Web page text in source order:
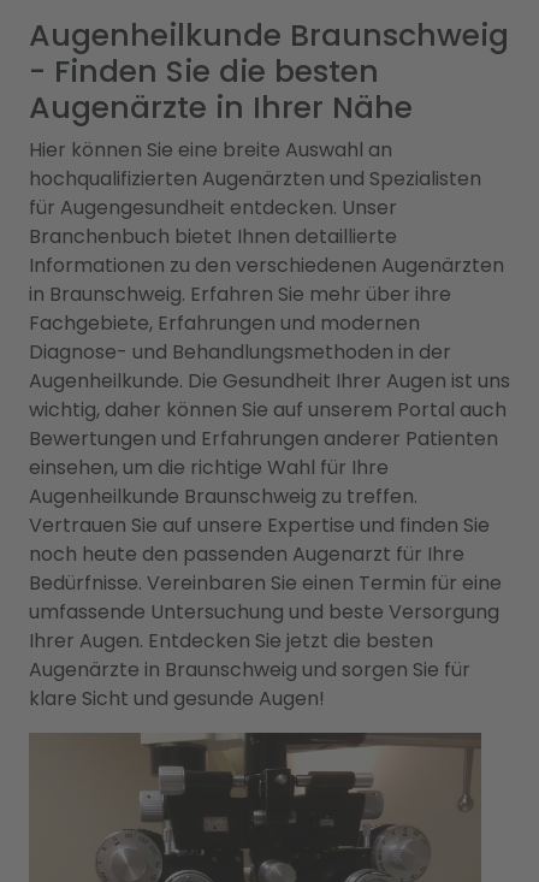
Augenheilkunde Braunschweig
- Finden Sie die besten
Augenärzte in Ihrer Nähe
Hier können Sie eine breite Auswahl an
hochqualifizierten Augenärzten und Spezialisten
für Augengesundheit entdecken. Unser
Branchenbuch bietet Ihnen detaillierte
Informationen zu den verschiedenen Augenärzten
in Braunschweig. Erfahren Sie mehr über ihre
Fachgebiete, Erfahrungen und modernen
Diagnose- und Behandlungsmethoden in der
Augenheilkunde. Die Gesundheit Ihrer Augen ist uns
wichtig, daher können Sie auf unserem Portal auch
Bewertungen und Erfahrungen anderer Patienten
einsehen, um die richtige Wahl für Ihre
Augenheilkunde Braunschweig zu treffen.
Vertrauen Sie auf unsere Expertise und finden Sie
noch heute den passenden Augenarzt für Ihre
Bedürfnisse. Vereinbaren Sie einen Termin für eine
umfassende Untersuchung und beste Versorgung
Ihrer Augen. Entdecken Sie jetzt die besten
Augenärzte in Braunschweig und sorgen Sie für
klare Sicht und gesunde Augen!